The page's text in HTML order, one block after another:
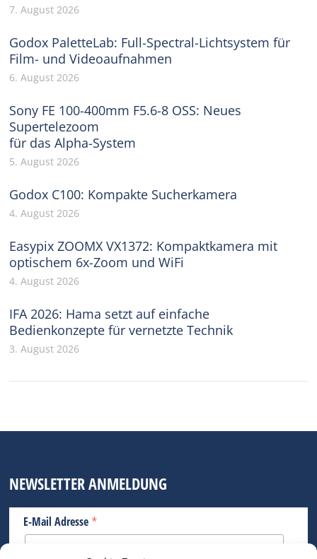
7. August 2026
Godox PaletteLab: Full-Spectral-Lichtsystem für
Film- und Videoaufnahmen
6. August 2026
Sony FE 100-400mm F5.6-8 OSS: Neues
Supertelezoom
für das Alpha-System
5. August 2026
Godox C100: Kompakte Sucherkamera
4. August 2026
Easypix ZOOMX VX1372: Kompaktkamera mit
optischem 6x-Zoom und WiFi
4. August 2026
IFA 2026: Hama setzt auf einfache
Bedienkonzepte für vernetzte Technik
3. August 2026
NEWSLETTER ANMELDUNG
E-Mail Adresse *